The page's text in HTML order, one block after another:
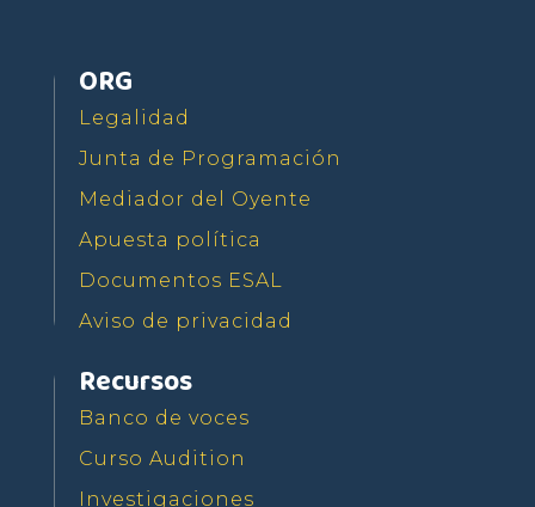
ORG
Legalidad
Junta de Programación
Mediador del Oyente
Apuesta política
Documentos ESAL
Aviso de privacidad
Recursos
Banco de voces
Curso Audition
Investigaciones